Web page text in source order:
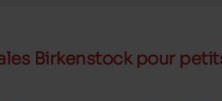
Birkenstock pour